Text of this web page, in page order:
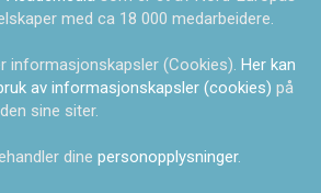
med ca 18 000 medarbeidere.
informasjonskapsler (Cookies). Her kan
av informasjonskapsler (cookies) på
sine siter.
dine personopplysninger.